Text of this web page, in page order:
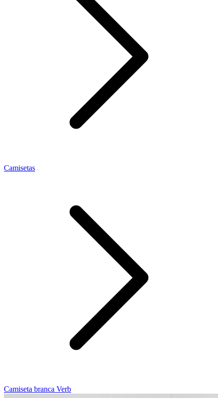
Camisetas
Camiseta branca Verb